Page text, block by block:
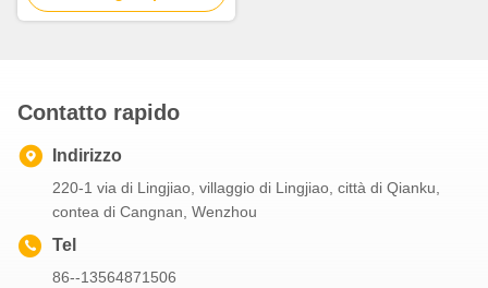
Contatto rapido
Indirizzo
220-1 via di Lingjiao, villaggio di Lingjiao, città di Qianku,
contea di Cangnan, Wenzhou
Tel
86--13564871506